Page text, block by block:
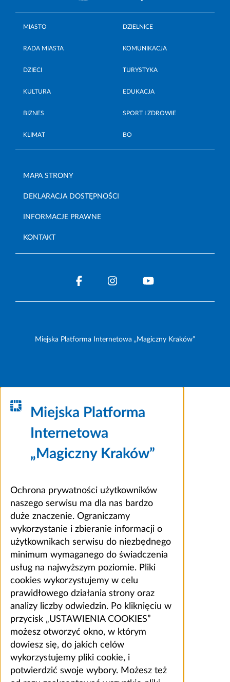
MIASTO DZIELNICE
RADA MIASTA KOMUNIKACJA
DZIECI TURYSTYKA
KULTURA EDUKACJA
BIZNES SPORT I ZDROWIE
KLIMAT BO
MAPA STRONY
DEKLARACJA DOSTĘPNOŚCI
INFORMACJE PRAWNE
KONTAKT
Miejska Platforma Internetowa „Magiczny Kraków”
Miejska Platforma
Internetowa
„Magiczny Kraków”
Ochrona prywatności użytkowników
naszego serwisu ma dla nas bardzo
duże znaczenie. Ograniczamy
wykorzystanie i zbieranie informacji o
użytkownikach serwisu do niezbędnego
minimum wymaganego do świadczenia
usług na najwyższym poziomie. Pliki
cookies wykorzystujemy w celu
prawidłowego działania strony oraz
analizy liczby odwiedzin. Po kliknięciu w
przycisk „USTAWIENIA COOKIES”
możesz otworzyć okno, w którym
dowiesz się, do jakich celów
wykorzystujemy pliki cookie, i
potwierdzić swoje wybory. Możesz też